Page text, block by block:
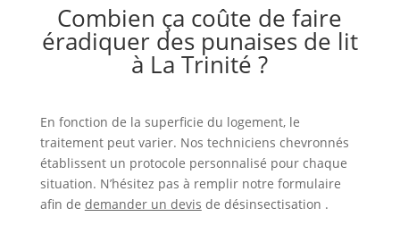
Combien ça coûte de faire
éradiquer des punaises de lit
à La Trinité ?
En fonction de la superficie du logement, le
traitement peut varier. Nos techniciens chevronnés
établissent un protocole personnalisé pour chaque
situation. N’hésitez pas à remplir notre formulaire
afin de demander un devis de désinsectisation .